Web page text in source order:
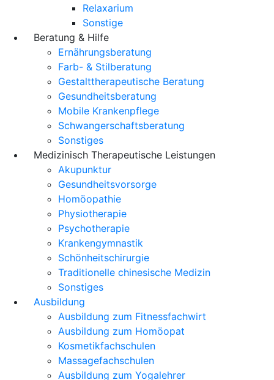
Relaxarium
Sonstige
Beratung & Hilfe
Ernährungsberatung
Farb- & Stilberatung
Gestalttherapeutische Beratung
Gesundheitsberatung
Mobile Krankenpflege
Schwangerschaftsberatung
Sonstiges
Medizinisch Therapeutische Leistungen
Akupunktur
Gesundheitsvorsorge
Homöopathie
Physiotherapie
Psychotherapie
Krankengymnastik
Schönheitschirurgie
Traditionelle chinesische Medizin
Sonstiges
Ausbildung
Ausbildung zum Fitnessfachwirt
Ausbildung zum Homöopat
Kosmetikfachschulen
Massagefachschulen
Ausbildung zum Yogalehrer